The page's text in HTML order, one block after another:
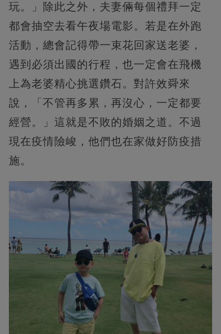
玩。」除此之外，夫妻倆每個禮拜一定
都會抽空去看午夜場電影。若是在外跑
活動，總會記得帶一束花回家送老婆，
遇到必須出國的行程，也一定會在飛機
上為老婆精心挑選鑽石。對許效舜來
說，「不管再多累，再沒心，一定都要
經營。」這就是不敗的婚姻之道。不過
現在疫情險峻，他們也在家做好防疫措
施。